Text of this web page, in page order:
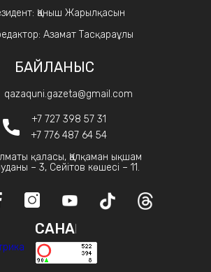
Қаныш Жарылқасын
Азамат Тасқараұлы
БАЙЛАНЫС
qazaquni.gazeta@gmail.com
+7 727 398 57 31
+7 776 487 64 54
қаласы, Қалқаман ықшам
– 3, Сейітов көшесі – 11.
САНАҚ